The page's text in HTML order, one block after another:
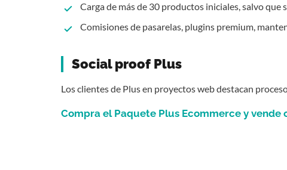
Carga de más de 30 productos iniciales, salvo
Comisiones de pasarelas, plugins premium,
Social proof Plus
Los clientes de Plusen proyectos web destacan
Compra el Paquete Plus Ecommerce y